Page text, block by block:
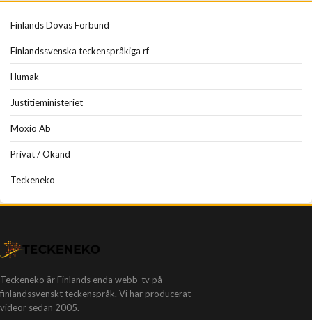
Finlands Dövas Förbund
Finlandssvenska teckenspråkiga rf
Humak
Justitieministeriet
Moxio Ab
Privat / Okänd
Teckeneko
Teckeneko är Finlands enda webb-tv på
finlandssvenskt teckenspråk. Vi har producerat
videor sedan 2005.